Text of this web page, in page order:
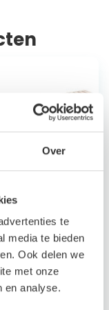
Over
te
media te bieden
Ook delen we
met onze
en analyse.
Milos
cm hoog